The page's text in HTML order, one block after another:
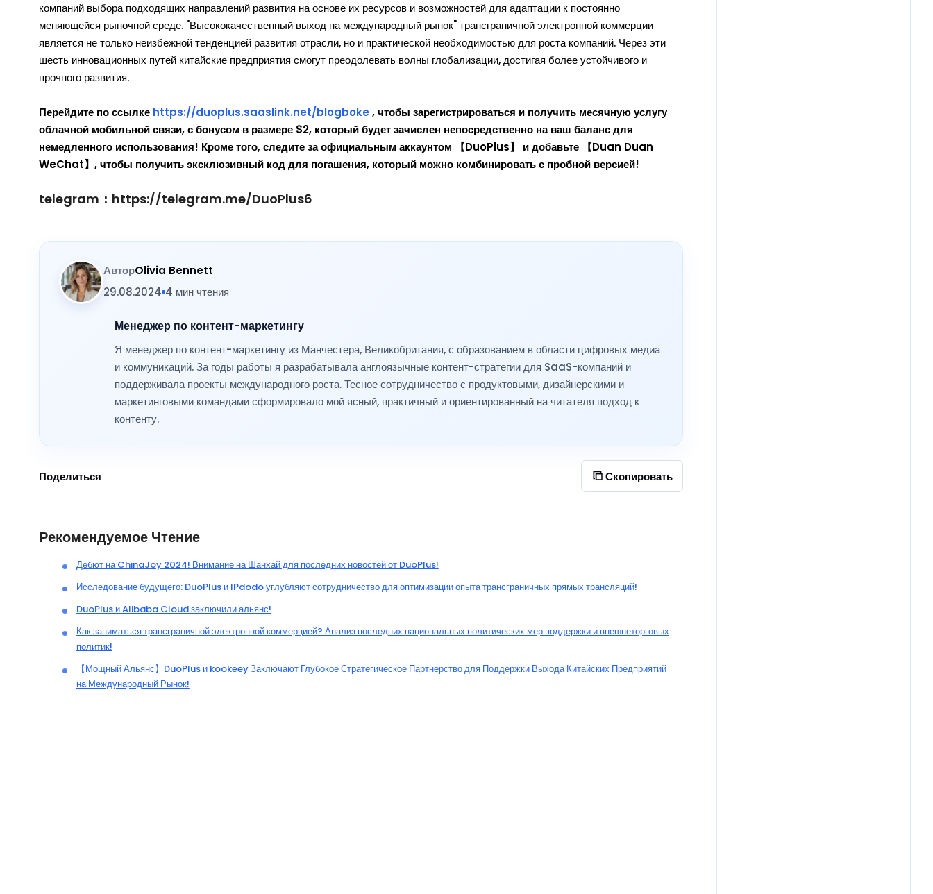
компаний выбора подходящих направлений развития на основе их ресурсов и возможностей для адаптации к постоянно
меняющейся рыночной среде. "Высококачественный выход на международный рынок" трансграничной электронной коммерции
является не только неизбежной тенденцией развития отрасли, но и практической необходимостью для роста компаний. Через эти
шесть инновационных путей китайские предприятия смогут преодолевать волны глобализации, достигая более устойчивого и
прочного развития.
Перейдите по ссылке https://duoplus.saaslink.net/blogboke, чтобы зарегистрироваться и получить месячную услугу
облачной мобильной связи, с бонусом в размере $2, который будет зачислен непосредственно на ваш баланс для
немедленного использования! Кроме того, следите за официальным аккаунтом 【DuoPlus】 и добавьте 【Duan Duan
WeChat】, чтобы получить эксклюзивный код для погашения, который можно комбинировать с пробной версией!
telegram：https://telegram.me/DuoPlus6
АвторOlivia Bennett
29.08.2024 4 мин чтения
Менеджер по контент-маркетингу
Я менеджер по контент-маркетингу из Манчестера, Великобритания, с образованием в области цифровых медиа
и коммуникаций. За годы работы я разрабатывала англоязычные контент-стратегии для SaaS-компаний и
поддерживала проекты международного роста. Тесное сотрудничество с продуктовыми, дизайнерскими и
маркетинговыми командами сформировало мой ясный, практичный и ориентированный на читателя подход к
контенту.
Поделиться Скопировать
Рекомендуемое Чтение
Дебют на ChinaJoy 2024! Внимание на Шанхай для последних новостей от DuoPlus!
Исследование будущего: DuoPlus и IPdodo углубляют сотрудничество для оптимизации опыта трансграничных прямых трансляций!
DuoPlus и Alibaba Cloud заключили альянс!
Как заниматься трансграничной электронной коммерцией? Анализ последних национальных политических мер поддержки и внешнеторговых
политик!
【Мощный Альянс】DuoPlus и kookeey Заключают Глубокое Стратегическое Партнерство для Поддержки Выхода Китайских Предприятий
на Международный Рынок!